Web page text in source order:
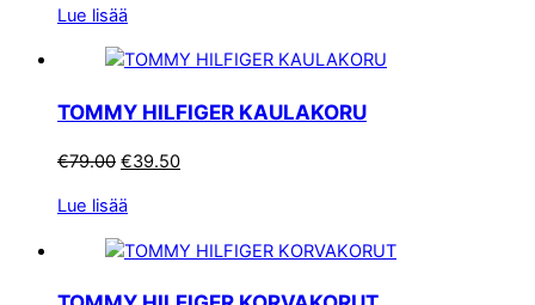
oli:
€79.00.€39.50.
Lue lisää
TOMMY HILFIGER KAULAKORU
€79.00 Alkuperäinen
oli:
€79.00.
€39.50Nykyinen
€39.50.
Lue lisää